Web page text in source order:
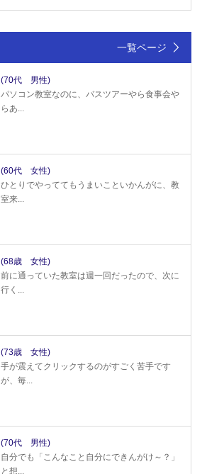
一覧ページ
(70代 男性)
パソコン教室なのに、バスツアーやら食事会や
らあ...
(60代 女性)
ひとりでやっててもうまいこといかんがに、教
室来...
(68歳 女性)
前に通っていた教室は週一回だったので、次に
行く...
(73歳 女性)
手が震えてクリックするのがすごく苦手です
が、毎...
(70代 男性)
自分でも「こんなこと自分にできんがけ～？」
と想...